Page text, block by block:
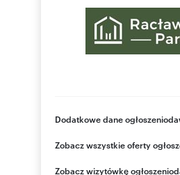
Dodatkowe dane
ul. Pomorska 112
zachodniopomorskie
Zobacz wszystkie oferty
Zobacz wizytówkę